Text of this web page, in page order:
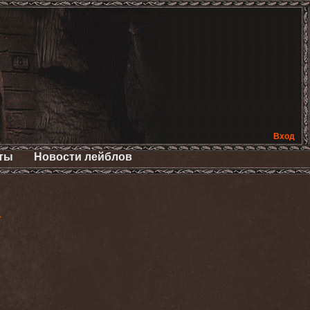
Вход
Новости лейблов